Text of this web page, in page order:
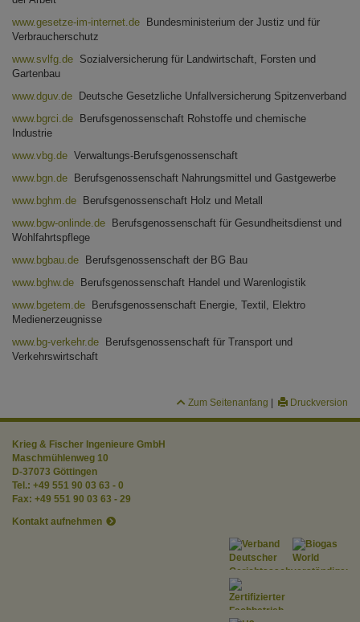
www.gesetze-im-internet.de Bundesministerium der Justiz und für
Verbraucherschutz
www.svlfg.de Sozialversicherung für Landwirtschaft, Forsten und
Gartenbau
www.dguv.de Deutsche Gesetzliche Unfallversicherung Spitzenverband
www.bgrci.de Berufsgenossenschaft Rohstoffe und chemische
Industrie
www.vbg.de Verwaltungs-Berufsgenossenschaft
www.bgn.de Berufsgenossenschaft Nahrungsmittel und Gastgewerbe
www.bghm.de Berufsgenossenschaft Holz und Metall
www.bgw-onlinde.de Berufsgenossenschaft für Gesundheitsdienst und
Wohlfahrtspflege
www.bgbau.de Berufsgenossenschaft der BG Bau
www.bghw.de Berufsgenossenschaft Handel und Warenlogistik
www.bgetem.de Berufsgenossenschaft Energie, Textil, Elektro
Medienerzeugnisse
www.bg-verkehr.de Berufsgenossenschaft für Transport und
Verkehrswirtschaft
Zum Seitenanfang Druckversion
Krieg & Fischer Ingenieure GmbH
Maschmühlenweg 10
D-37073 Göttingen
Tel.: +49 551 90 03 63 - 0
Fax: +49 551 90 03 63 - 29
Kontakt aufnehmen